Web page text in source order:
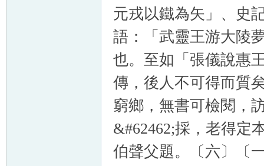
元戎以鐵為矢」、史
語：「武靈王游大陵
也。至如「張儀說惠
傳，後人不可得而質
窮鄉，無書可檢閱，
&#62462;採，老得定
伯聲父題。〔六〕〔